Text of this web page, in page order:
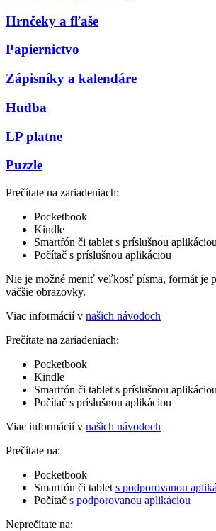
Hrnčeky a fľaše
Papiernictvo
Zápisníky a kalendáre
Hudba
LP platne
Puzzle
Prečítate na zariadeniach:
Pocketbook
Kindle
Smartfón či tablet s príslušnou aplikáciou
Počítač s príslušnou aplikáciou
Nie je možné meniť veľkosť písma, formát je
väčšie obrazovky.
Viac informácií v našich návodoch
Prečítate na zariadeniach:
Pocketbook
Kindle
Smartfón či tablet s príslušnou aplikáciou
Počítač s príslušnou aplikáciou
Viac informácií v našich návodoch
Prečítate na:
Pocketbook
Smartfón či tablet s podporovanou
Počítač s podporovanou aplikáciou
Neprečítate na: